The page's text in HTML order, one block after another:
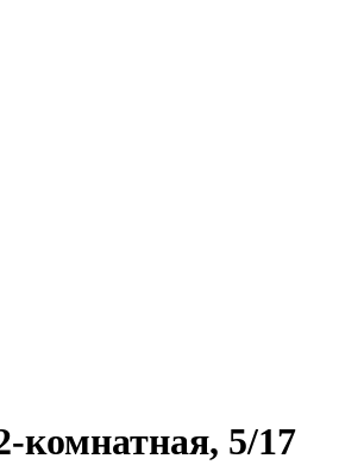
комнатная, 5/17